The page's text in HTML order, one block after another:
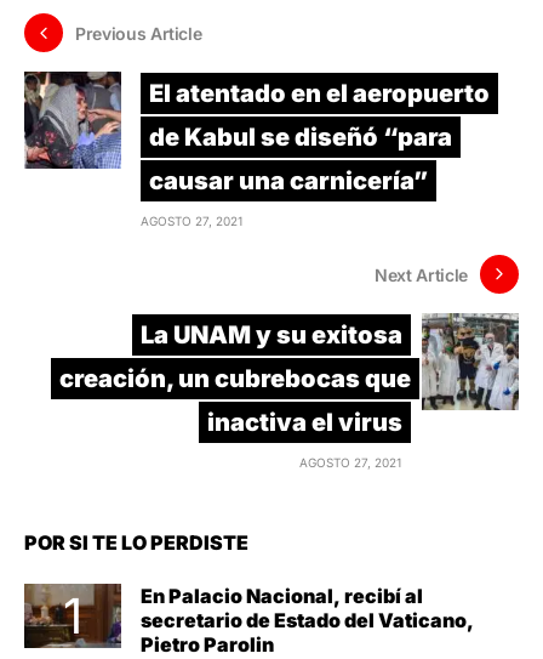
Previous Article
El atentado en el aeropuerto
de Kabul se diseñó “para
causar una carnicería”
AGOSTO 27, 2021
Next Article
La UNAM y su exitosa
creación, un cubrebocas que
inactiva el virus
AGOSTO 27, 2021
POR SI TE LO PERDISTE
En Palacio Nacional, recibí al
secretario de Estado del Vaticano,
Pietro Parolin